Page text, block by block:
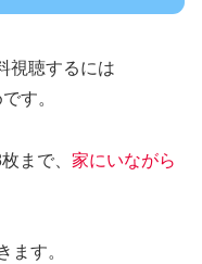
視聴するには
す。
まで、 家にいながら
ます。